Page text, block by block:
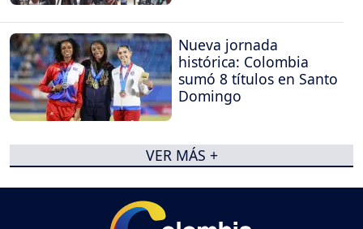
Nueva jornada
histórica: Colombia
sumó 8 títulos en Santo
Domingo
VER MÁS +